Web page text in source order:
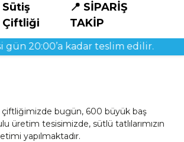
Sütiş
Çiftliği
📍 SİPARİŞ
TAKİP
20:00’a kadar teslim edilir.
çiftliğimizde bugün, 600 büyük baş
tesisimizde, sütlü tatlılarımızın
yapılmaktadır.